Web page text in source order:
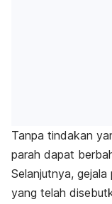
Tanpa tindakan
parah dapat
Selanjutnya, gejala
yang telah